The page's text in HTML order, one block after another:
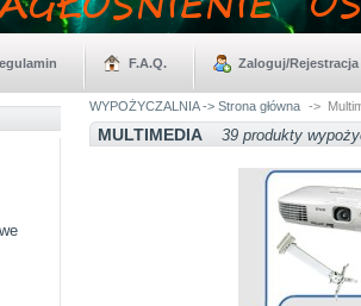
F.A.Q. Zaloguj/Rejestracja
WYPOŻYCZALNIA -> Strona główna ->
MULTIMEDIA 39 produkty